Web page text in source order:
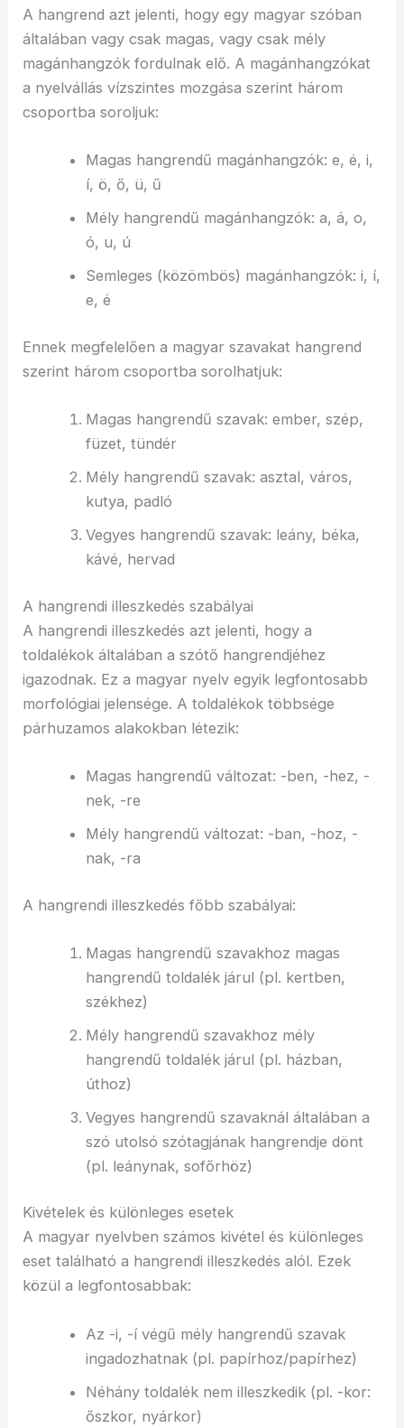
A hangrend azt jelenti, hogy egy magyar szóban
általában vagy csak magas, vagy csak mély
magánhangzók fordulnak elő. A magánhangzókat
a nyelvállás vízszintes mozgása szerint három
csoportba soroljuk:
Magas hangrendű magánhangzók: e, é, i,
í, ö, ő, ü, ű
Mély hangrendű magánhangzók: a, á, o,
ó, u, ú
Semleges (közömbös) magánhangzók: i, í,
e, é
Ennek megfelelően a magyar szavakat hangrend
szerint három csoportba sorolhatjuk:
Magas hangrendű szavak: ember, szép,
füzet, tündér
Mély hangrendű szavak: asztal, város,
kutya, padló
Vegyes hangrendű szavak: leány, béka,
kávé, hervad
A hangrendi illeszkedés szabályai
A hangrendi illeszkedés azt jelenti, hogy a
toldalékok általában a szótő hangrendjéhez
igazodnak. Ez a magyar nyelv egyik legfontosabb
morfológiai jelensége. A toldalékok többsége
párhuzamos alakokban létezik:
Magas hangrendű változat: -ben, -hez, -
nek, -re
Mély hangrendű változat: -ban, -hoz, -
nak, -ra
A hangrendi illeszkedés főbb szabályai:
Magas hangrendű szavakhoz magas
hangrendű toldalék járul (pl. kertben,
székhez)
Mély hangrendű szavakhoz mély
hangrendű toldalék járul (pl. házban,
úthoz)
Vegyes hangrendű szavaknál általában a
szó utolsó szótagjának hangrendje dönt
(pl. leánynak, sofőrhöz)
Kivételek és különleges esetek
A magyar nyelvben számos kivétel és különleges
eset található a hangrendi illeszkedés alól. Ezek
közül a legfontosabbak:
Az -i, -í végű mély hangrendű szavak
ingadozhatnak (pl. papírhoz/papírhez)
Néhány toldalék nem illeszkedik (pl. -kor:
őszkor, nyárkor)